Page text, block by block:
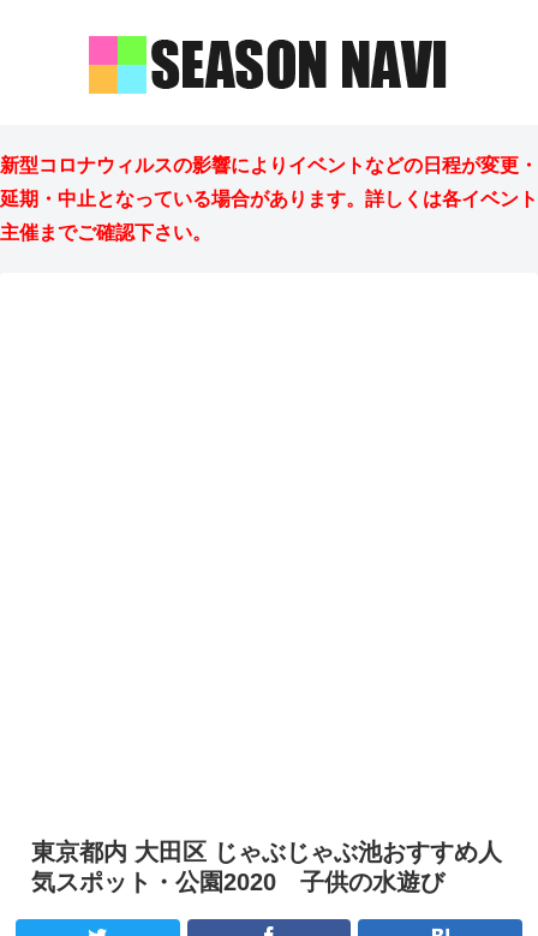
新型コロナウィルスの影響によりイベントなどの日程が変更・
延期・中止となっている場合があります。詳しくは各イベント
主催までご確認下さい。
東京都内 大田区 じゃぶじゃぶ池おすすめ人
気スポット・公園2020 子供の水遊び